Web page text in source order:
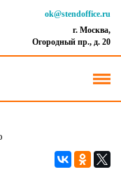
ok@stendoffice.ru
г. Москва,
Огородный пр., д. 20